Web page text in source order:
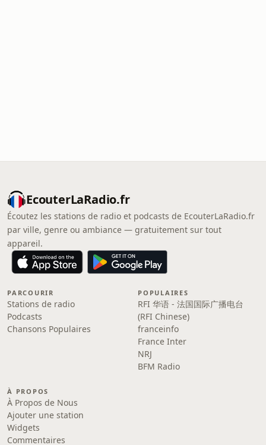
EcouterLaRadio.fr
Écoutez les stations de radio et podcasts de EcouterLaRadio.fr
par ville, genre ou ambiance — gratuitement sur tout
appareil.
PARCOURIR
Stations de radio
Podcasts
Chansons Populaires
POPULAIRES
RFI 华语 - 法国国际广播电台
(RFI Chinese)
franceinfo
France Inter
NRJ
BFM Radio
À PROPOS
À Propos de Nous
Ajouter une station
Widgets
Commentaires